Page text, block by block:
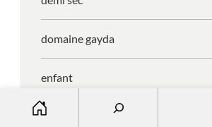
domaine gayda
enfant
entreprise